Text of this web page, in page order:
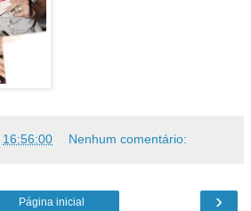
16:56:00 Nenhum comentário:
›
Página inicial